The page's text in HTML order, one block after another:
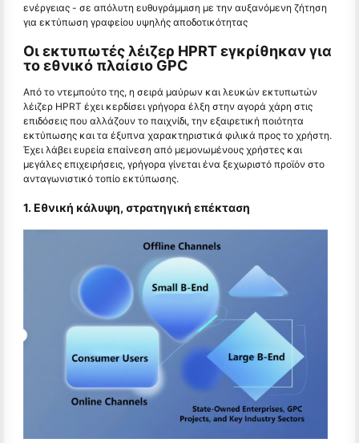
ενέργειας - σε απόλυτη ευθυγράμμιση με την αυξανόμενη ζήτηση
για εκτύπωση γραφείου υψηλής αποδοτικότητας
Οι εκτυπωτές λέιζερ HPRT εγκρίθηκαν για
το εθνικό πλαίσιο GPC
Από το ντεμπούτο της, η σειρά μαύρων και λευκών εκτυπωτών
λέιζερ HPRT έχει κερδίσει γρήγορα έλξη στην αγορά χάρη στις
επιδόσεις που αλλάζουν το παιχνίδι, την εξαιρετική ποιότητα
εκτύπωσης και τα έξυπνα χαρακτηριστικά φιλικά προς το χρήστη.
Έχει λάβει ευρεία επαίνεση από μεμονωμένους χρήστες και
μεγάλες επιχειρήσεις, γρήγορα γίνεται ένα ξεχωριστό προϊόν στο
ανταγωνιστικό τοπίο εκτύπωσης.
1. Εθνική κάλυψη, στρατηγική επέκταση